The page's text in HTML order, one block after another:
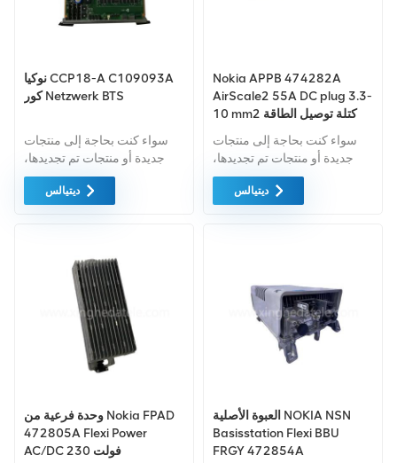
نوكيا CCP18-A C109093A
كور Netzwerk BTS
سواء كنت بحاجة إلى منتجات
جديدة أو منتجات تم تجديدها،
فإن الضمان الشامل هو المعيار
القياسي. نحن نشتري فقط
مستويات الجودة. ويتم توفير كل
ديتيالس
Nokia APPB 474282A
AirScale2 55A DC plug 3.3-
10 mm2 كتلة توصيل الطاقة
سواء كنت بحاجة إلى منتجات
جديدة أو منتجات تم تجديدها،
فإن الضمان الشامل هو المعيار
القياسي. نحن نشتري فقط
أعلى مستويات الجودة وحماية
ديتيالس
وحدة فرعية من Nokia FPAD
472805A Flexi Power
AC/DC 230 فولت
العبوة الأصلية NOKIA NSN
Basisstation Flexi BBU
FRGY 472854A